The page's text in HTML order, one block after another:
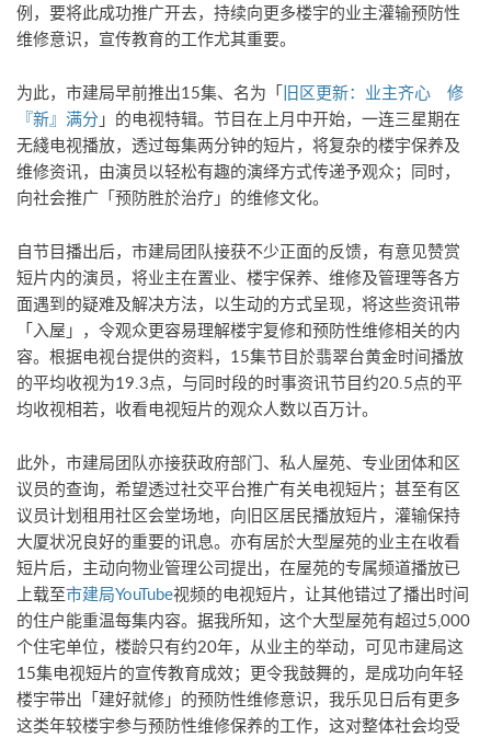
例，要将此成功推广开去，持续向更多楼宇的业主灌输预防性
维修意识，宣传教育的工作尤其重要。
为此，市建局早前推出15集、名为「旧区更新：业主齐心 修
『新』满分 」的电视特辑。节目在上月中开始，一连三星期在
无綫电视播放，透过每集两分钟的短片，将复杂的楼宇保养及
维修资讯，由演员以轻松有趣的演绎方式传递予观众；同时，
向社会推广「预防胜於治疗」的维修文化。
自节目播出后，市建局团队接获不少正面的反馈，有意见赞赏
短片内的演员，将业主在置业、楼宇保养、维修及管理等各方
面遇到的疑难及解决方法，以生动的方式呈现，将这些资讯带
「入屋」，令观众更容易理解楼宇复修和预防性维修相关的内
容。根据电视台提供的资料，15集节目於翡翠台黄金时间播放
的平均收视为19.3点，与同时段的时事资讯节目约20.5点的平
均收视相若，收看电视短片的观众人数以百万计。
此外，市建局团队亦接获政府部门、私人屋苑、专业团体和区
议员的查询，希望透过社交平台推广有关电视短片；甚至有区
议员计划租用社区会堂场地，向旧区居民播放短片，灌输保持
大厦状况良好的重要的讯息。亦有居於大型屋苑的业主在收看
短片后，主动向物业管理公司提出，在屋苑的专属频道播放已
上载至市建局YouTube视频的电视短片，让其他错过了播出时间
的住户能重温每集内容。据我所知，这个大型屋苑有超过5,000
个住宅单位，楼龄只有约20年，从业主的举动，可见市建局这
15集电视短片的宣传教育成效；更令我鼓舞的，是成功向年轻
楼宇带出「建好就修」的预防性维修意识，我乐见日后有更多
这类年较楼宇参与预防性维修保养的工作，这对整体社会均受